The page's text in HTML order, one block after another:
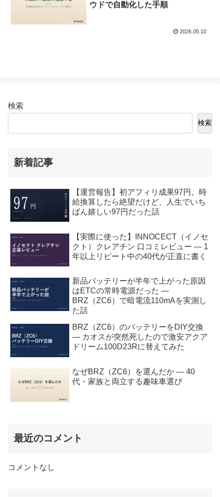
ウドで自動化した手順
2026.05.10
検索
検索
新着記事
【運営報告】初アフィリ成果97円。時
給換算したら絶望だけど、人生でいち
ばん嬉しい97円だった話
【実際に使った】INNOCECT（イノセ
クト）クレアチン 口コミレビュー — 1
年以上リピート中の40代が正直に書く
新品バッテリーが半年で上がった原因
はETCの常時電源だった —
BRZ（ZC6）で暗電流110mAを実測し
た話
BRZ（ZC6）のバッテリーをDIY交換
— カオスが突然死したので激安アクア
ドリーム100D23Rに替えてみた
なぜBRZ（ZC6）を選んだか — 40
代・家族と両立する趣味車選び
最近のコメント
コメントなし